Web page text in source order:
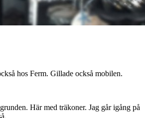
hos Ferm. Gillade också mobilen.
Här med träkoner. Jag går igång på